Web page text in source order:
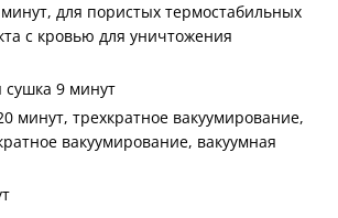
для пористых термостабильных
с кровью для уничтожения
сушка 9 минут
минут, трехкратное вакуумирование,
вакуумирование, вакуумная